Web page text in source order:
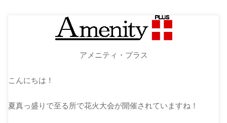
アメニティ・プラス
こんにちは！
夏真っ盛りで至る所で花火大会が開催されていますね！